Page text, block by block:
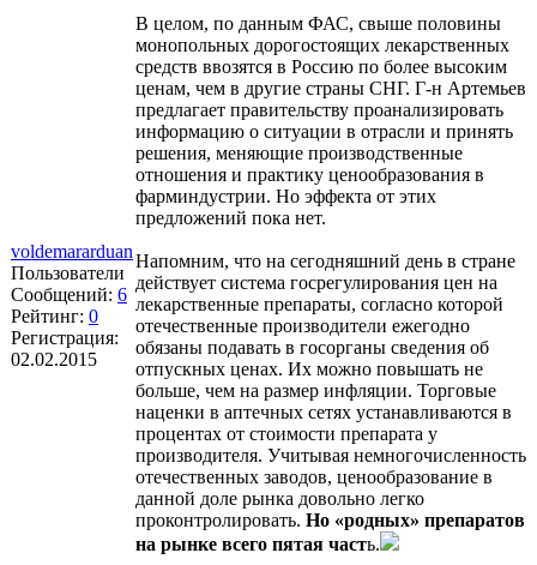
voldemararduan
Пользователи
Сообщений: 6
Рейтинг: 0
Регистрация:
02.02.2015
В целом, по данным ФАС, свыше половины
монопольных дорогостоящих лекарственных
средств ввозятся в Россию по более высоким
ценам, чем в другие страны СНГ. Г-н Артемьев
предлагает правительству проанализировать
информацию о ситуации в отрасли и принять
решения, меняющие производственные
отношения и практику ценообразования в
фарминдустрии. Но эффекта от этих
предложений пока нет.
Напомним, что на сегодняшний день в стране
действует система госрегулирования цен на
лекарственные препараты, согласно которой
отечественные производители ежегодно
обязаны подавать в госорганы сведения об
отпускных ценах. Их можно повышать не
больше, чем на размер инфляции. Торговые
наценки в аптечных сетях устанавливаются в
процентах от стоимости препарата у
производителя. Учитывая немногочисленность
отечественных заводов, ценообразование в
данной доле рынка довольно легко
проконтролировать. Но «родных» препаратов
на рынке всего пятая часть.